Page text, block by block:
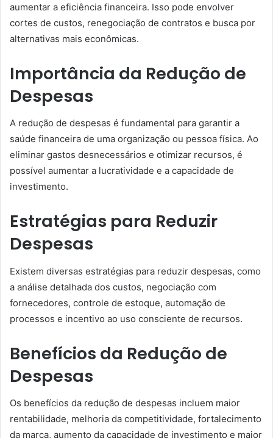
aumentar a eficiência financeira. Isso pode envolver
cortes de custos, renegociação de contratos e busca por
alternativas mais econômicas.
Importância da Redução de
Despesas
A redução de despesas é fundamental para garantir a
saúde financeira de uma organização ou pessoa física. Ao
eliminar gastos desnecessários e otimizar recursos, é
possível aumentar a lucratividade e a capacidade de
investimento.
Estratégias para Reduzir
Despesas
Existem diversas estratégias para reduzir despesas, como
a análise detalhada dos custos, negociação com
fornecedores, controle de estoque, automação de
processos e incentivo ao uso consciente de recursos.
Benefícios da Redução de
Despesas
Os benefícios da redução de despesas incluem maior
rentabilidade, melhoria da competitividade, fortalecimento
da marca, aumento da capacidade de investimento e maior